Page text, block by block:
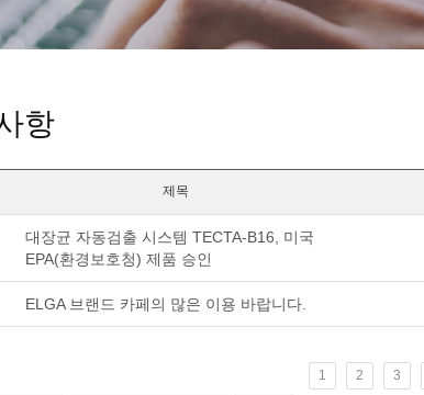
항
제목
대장균 자동검출 시스템 TECTA-B16, 미국
EPA(환경보호청) 제품 승인
ELGA 브랜드 카페의 많은 이용 바랍니다.
1 2 3